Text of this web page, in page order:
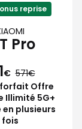
reprise
Pro
€ 571
Offre
Illimité 5G+
en plusieurs
fois